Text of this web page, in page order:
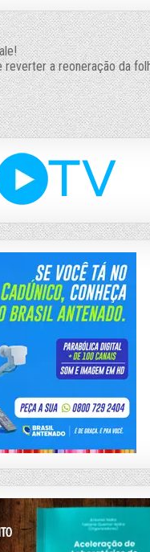
reverter a reoneração da